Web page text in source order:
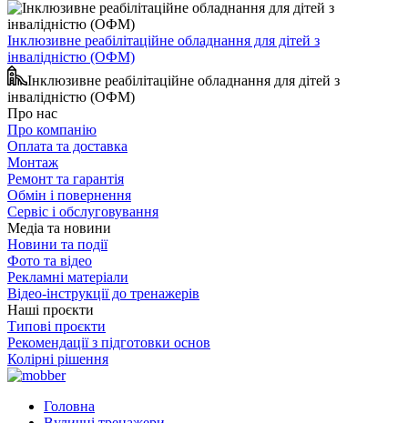
Інклюзивне реабілітаційне обладнання для дітей з
інвалідністю (ОФМ)
Інклюзивне реабілітаційне обладнання для дітей з
інвалідністю (ОФМ)
Про нас
Про компанію
Оплата та доставка
Монтаж
Ремонт та гарантія
Обмін і повернення
Сервіс і обслуговування
Медіа та новини
Новини та події
Фото та відео
Рекламні матеріали
Відео-інструкції до тренажерів
Наші проєкти
Типові проєкти
Рекомендації з підготовки основ
Колірні рішення
Головна